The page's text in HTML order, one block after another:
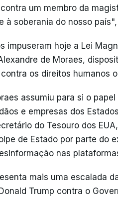
um membro da
à soberania do nosso
impuseram hoje a Lei
de Moraes,
os direitos humanos
assumiu para si o
e empresas dos
do Tesouro dos
de Estado por parte do
nas
mais uma escalada
Trump contra o